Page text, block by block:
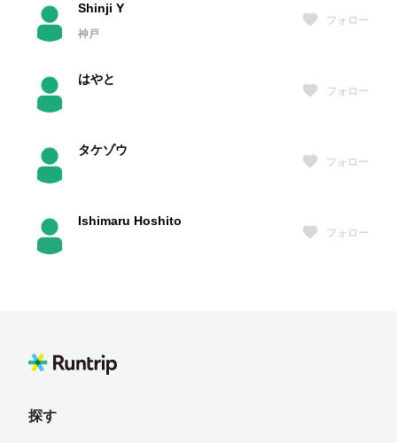
Shinji Y
神戸
フォロー
はやと
フォロー
タケゾウ
フォロー
Ishimaru Hoshito
フォロー
門間祐二
探す